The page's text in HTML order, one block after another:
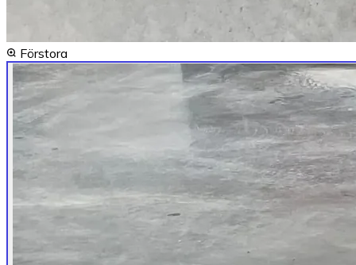
Förstora